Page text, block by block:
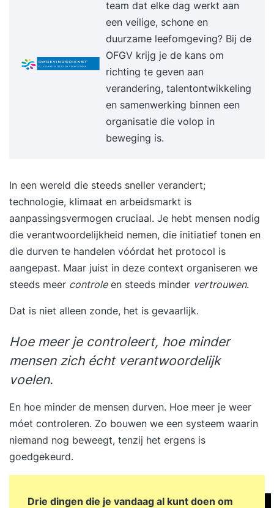
wet- en regelgeving, inclusief de aankomende EU
AI Act.• Ethische vraagstukken en hoe je AI
verantwoord inzet in organisaties.• Het
identificeren en managen van risico’s rondom
bias, transparantie en datagebruik.• Governance
en accountability bij het toepassen van AI-
oplossingen.• Praktische richtlijnen en best
practices om compliance in AI-projecten te
borgen.Na het afronden van deze training heb je
intelligentie. Je kunt AI-toepassingen toetsen aan
wet- en regelgeving, risico’s identificeren en
mitigeren, en richtlijnen opstellen om compliance
en transparantie te waarborgen. Daarmee ben je
uitstekend voorbereid op het officiële EXIN AICP-
examen en in staat om organisaties te
ondersteunen bij het verantwoord inzetten van
AI. Opzet De training wordt klassikaal en
discussie en het delen van praktijkervaringen.
Theorie wordt steeds gekoppeld aan realistische
cases en opdrachten, zodat je direct leert hoe je
de concepten toepast in je eigen werk.Voor wie
is deze training geschikt?Deze training is bedoeld
voor compliance officers, data scientists, AI-
specialisten, IT-managers, juristen en consultants
die verantwoordelijk zijn voor het ethisch en
team dat elke dag werkt aan
een veilige, schone en
duurzame leefomgeving? Bij de
OFGV krijg je de kans om
richting te geven aan
verandering, talentontwikkeling
en samenwerking binnen een
organisatie die volop in
beweging is.
In een wereld die steeds sneller verandert;
technologie, klimaat en arbeidsmarkt is
aanpassingsvermogen cruciaal. Je hebt mensen nodig
die verantwoordelijkheid nemen, die initiatief tonen en
die durven te handelen vóórdat het protocol is
aangepast. Maar juist in deze context organiseren we
steeds meer controleen steeds minder vertrouwen.
Dat is niet alleen zonde, het is gevaarlijk.
Hoe meer je controleert, hoe minder
mensen zich écht verantwoordelijk
voelen.
En hoe minder de mensen durven. Hoe meer je weer
móet controleren. Zo bouwen we een systeem waarin
niemand nog beweegt, tenzij het ergens is
goedgekeurd.
Drie dingen die je vandaag al kunt doen om